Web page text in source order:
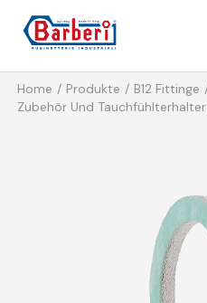
Home Produkte
B12 Fittinge
Zubehör Und Tauchfühlterhalter